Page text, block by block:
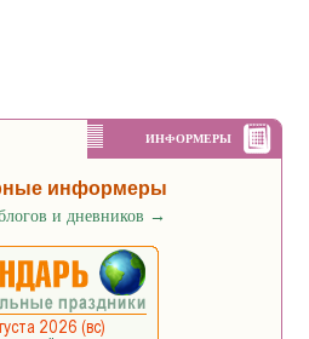
ИНФОРМЕРЫ
информеры
и дневников →